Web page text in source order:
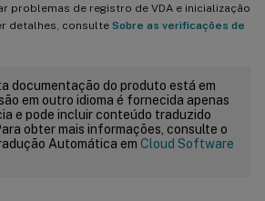
problemas de registro de VDA e inicialização
detalhes, consulte Sobre as verificações de
documentação do produto está em
em outro idioma é fornecida apenas
e pode incluir conteúdo traduzido
obter mais informações, consulte o
Automática em Cloud Software